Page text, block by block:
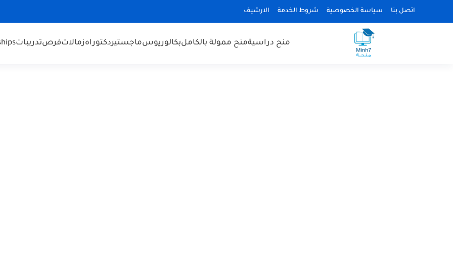
اتصل بنا سياسة الخصوصية شروط الخدمة الارشيف
منح دراسيةمنح ممولة بالكاملبكالوريوسماجستيردكتوراهزمالاتفرصتدريبات